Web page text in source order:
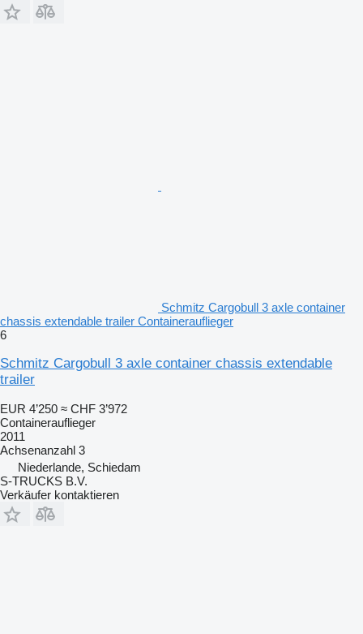
Schmitz Cargobull 3 axle container
chassis extendable trailer Containerauflieger
6
Schmitz Cargobull 3 axle container chassis extendable
trailer
EUR 4’250 ≈ CHF 3’972
Containerauflieger
2011
Achsenanzahl 3
Niederlande, Schiedam
S-TRUCKS B.V.
Verkäufer kontaktieren